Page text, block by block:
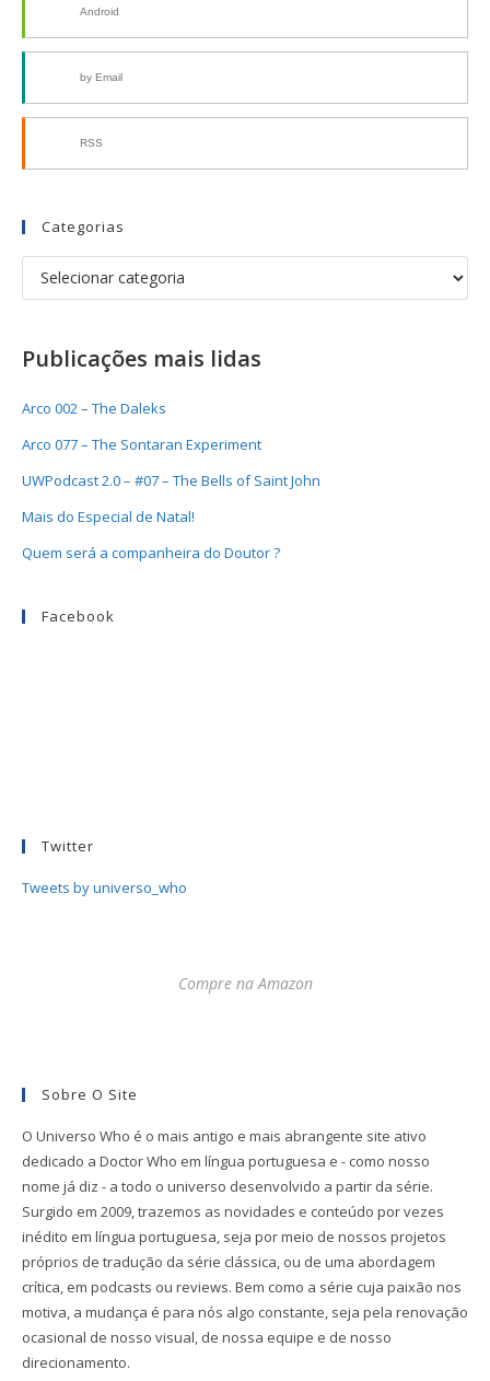
Android
by Email
RSS
Categorias
Publicações mais lidas
Arco 002 – The Daleks
Arco 077 – The Sontaran Experiment
UWPodcast 2.0 – #07 – The Bells of Saint John
Mais do Especial de Natal!
Quem será a companheira do Doutor ?
Facebook
Twitter
Tweets by universo_who
Compre na Amazon
Sobre O Site
O Universo Who é o mais antigo e mais abrangente site ativo
dedicado a Doctor Who em língua portuguesa e - como nosso
nome já diz - a todo o universo desenvolvido a partir da série.
Surgido em 2009, trazemos as novidades e conteúdo por vezes
inédito em língua portuguesa, seja por meio de nossos projetos
próprios de tradução da série clássica, ou de uma abordagem
crítica, em podcasts ou reviews. Bem como a série cuja paixão nos
motiva, a mudança é para nós algo constante, seja pela renovação
ocasional de nosso visual, de nossa equipe e de nosso
direcionamento.